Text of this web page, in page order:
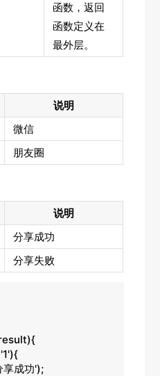
函数，返回
函数定义在
最外层。
说明
微信
朋友圈
说明
分享成功
分享失败